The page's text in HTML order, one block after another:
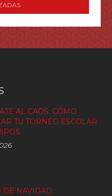
AL CAOS: CÓMO
TU TORNEO ESCOLAR
DE NAVIDAD: